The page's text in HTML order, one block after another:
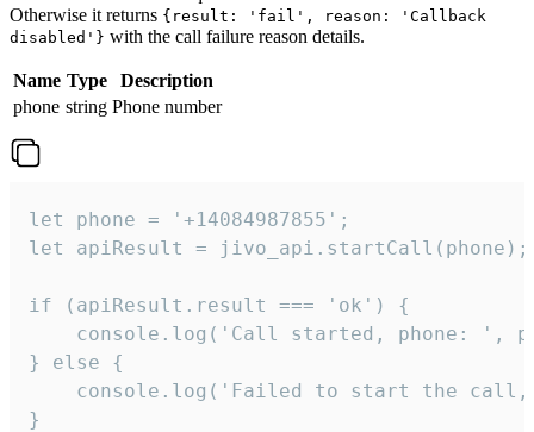
Otherwise it returns {result: 'fail', reason: 'Callback
disabled'} with the call failure reason details.
Name Type
Description
phone string Phone number
let phone = '+14084987855';
let apiResult = jivo_api.startCall(phone);
if (apiResult.result === 'ok') {
console.log('Call started, phone: ',
} else {
console.log('Failed to start the
}